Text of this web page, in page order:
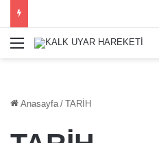
Menü
Anasayfa / TARİH